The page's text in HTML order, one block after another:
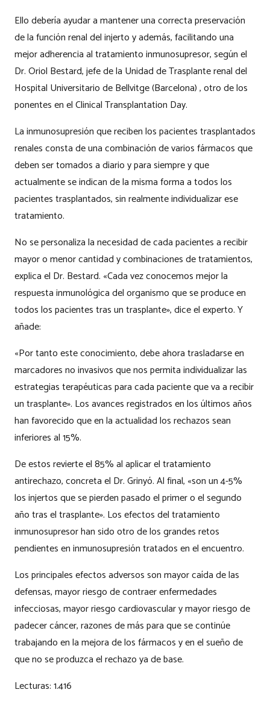
Ello debería ayudar a mantener una correcta preservación
de la función renal del injerto y además, facilitando una
mejor adherencia al tratamiento inmunosupresor, según el
Dr. Oriol Bestard, jefe de la Unidad de Trasplante renal del
Hospital Universitario de Bellvitge (Barcelona) , otro de los
ponentes en el Clinical Transplantation Day.
La inmunosupresión que reciben los pacientes trasplantados
renales consta de una combinación de varios fármacos que
deben ser tomados a diario y para siempre y que
actualmente se indican de la misma forma a todos los
pacientes trasplantados, sin realmente individualizar ese
tratamiento.
No se personaliza la necesidad de cada pacientes a recibir
mayor o menor cantidad y combinaciones de tratamientos,
explica el Dr. Bestard. «Cada vez conocemos mejor la
respuesta inmunológica del organismo que se produce en
todos los pacientes tras un trasplante», dice el experto. Y
añade:
«Por tanto este conocimiento, debe ahora trasladarse en
marcadores no invasivos que nos permita individualizar las
estrategias terapéuticas para cada paciente que va a recibir
un trasplante». Los avances registrados en los últimos años
han favorecido que en la actualidad los rechazos sean
inferiores al 15%.
De estos revierte el 85% al aplicar el tratamiento
antirechazo, concreta el Dr. Grinyó. Al final, «son un 4-5%
los injertos que se pierden pasado el primer o el segundo
año tras el trasplante». Los efectos del tratamiento
inmunosupresor han sido otro de los grandes retos
pendientes en inmunosupresión tratados en el encuentro.
Los principales efectos adversos son mayor caída de las
defensas, mayor riesgo de contraer enfermedades
infecciosas, mayor riesgo cardiovascular y mayor riesgo de
padecer cáncer, razones de más para que se continúe
trabajando en la mejora de los fármacos y en el sueño de
que no se produzca el rechazo ya de base.
Lecturas:1.416